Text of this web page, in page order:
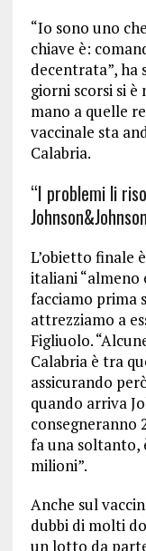
“Io sono uno
chiave è:
decentrata”, ha
giorni scorsi si
mano a quelle
vaccinale sta
Calabria.
“I problemi li
L’obietto finale
italiani “almeno
facciamo prima
attrezziamo a
Figliuolo.
Calabria è tra
assicurando
quando arriva
consegneranno
fa una soltanto,
milioni”.
Anche sul
dubbi di molti
un lotto da